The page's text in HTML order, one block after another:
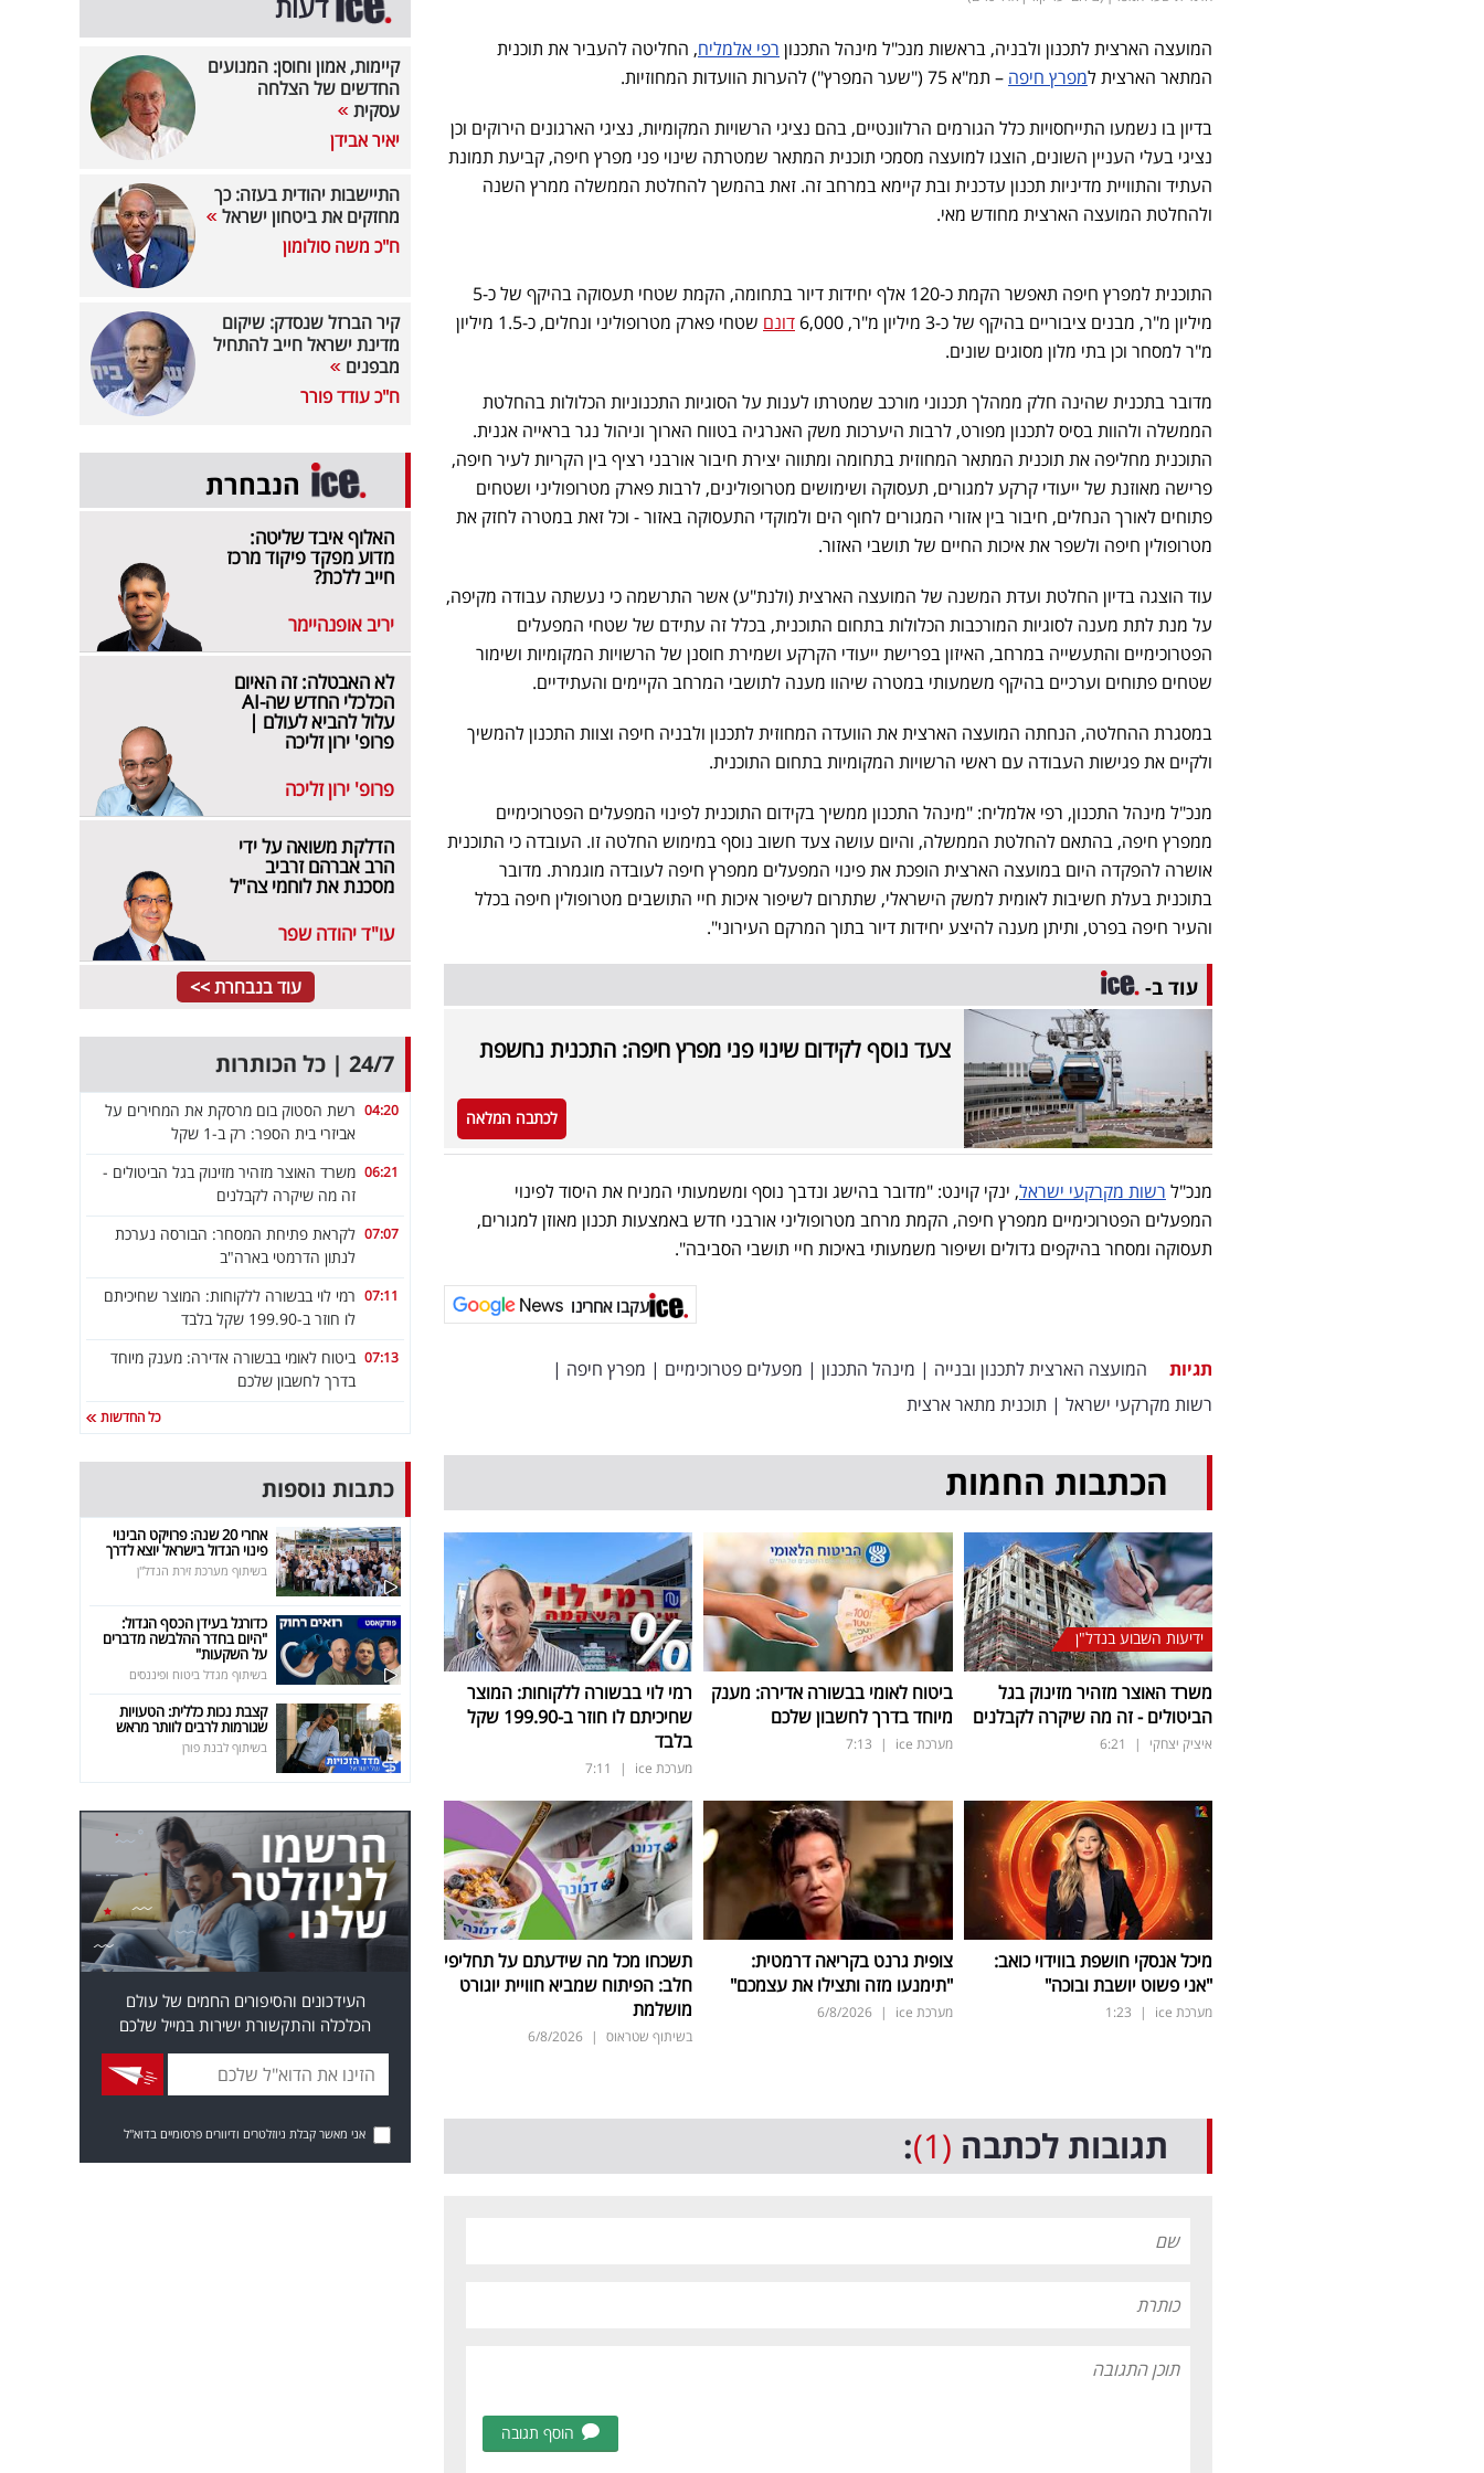
המועצה הארצית לתכנון ולבניה, בראשות מנכ"ל מינהל התכנון רפי אלמליח, החליטה להעביר את תוכנית
המתאר הארצית למפרץ חיפה – תמ"א 75 ("שער המפרץ") להערות הוועדות המחוזיות.
בדיון בו נשמעו התייחסויות כלל הגורמים הרלוונטיים, בהם נציגי הרשויות המקומיות, נציגי הארגונים הירוקים וכן
נציגי בעלי העניין השונים, הוצגו למועצה מסמכי תוכנית המתאר שמטרתה שינוי פני מפרץ חיפה, קביעת תמונת
העתיד והתוויית מדיניות תכנון עדכנית ובת קיימא במרחב זה. זאת בהמשך להחלטת הממשלה ממרץ השנה
ולהחלטת המועצה הארצית מחודש מאי.
התוכנית למפרץ חיפה תאפשר הקמת כ-120 אלף יחידות דיור בתחומה, הקמת שטחי תעסוקה בהיקף של כ-5
מיליון מ"ר, מבנים ציבוריים בהיקף של כ-3 מיליון מ"ר, 6,000
דונם
שטחי פארק מטרופוליני ונחלים, כ-1.5 מיליון
מ"ר למסחר וכן בתי מלון מסוגים שונים.
מדובר בתכנית שהינה חלק ממהלך תכנוני מורכב שמטרתו לענות על הסוגיות התכנוניות הכלולות בהחלטת
הממשלה ולהוות בסיס לתכנון מפורט, לרבות היערכות משק האנרגיה בטווח הארוך וניהול נגר בראייה אגנית.
התוכנית מחליפה את תוכנית המתאר המחוזית בתחומה ומתווה יצירת חיבור אורבני רציף בין הקריות לעיר חיפה,
פרישה מאוזנת של ייעודי קרקע למגורים, תעסוקה ושימושים מטרופולינים, לרבות פארק מטרופוליני ושטחים
פתוחים לאורך הנחלים, חיבור בין אזורי המגורים לחוף הים ולמוקדי התעסוקה באזור - וכל זאת במטרה לחזק את
מטרופולין חיפה ולשפר את איכות החיים של תושבי האזור.
עוד הוצגה בדיון החלטת ועדת המשנה של המועצה הארצית (ולנת"ע) אשר התרשמה כי נעשתה עבודה מקיפה,
על מנת לתת מענה לסוגיות המורכבות הכלולות בתחום התוכנית, בכלל זה עתידם של שטחי המפעלים
הפטרוכימיים והתעשייה במרחב, האיזון בפרישת ייעודי הקרקע ושמירת חוסנן של הרשויות המקומיות ושימור
שטחים פתוחים וערכיים בהיקף משמעותי במטרה שיהוו מענה לתושבי המרחב הקיימים והעתידיים.
במסגרת ההחלטה, הנחתה המועצה הארצית את הוועדה המחוזית לתכנון ולבניה חיפה וצוות התכנון להמשיך
ולקיים את פגישות העבודה עם ראשי הרשויות המקומיות בתחום התוכנית.
מנכ"ל מינהל התכנון, רפי אלמליח: "מינהל התכנון ממשיך בקידום התוכנית לפינוי המפעלים הפטרוכימיים
ממפרץ חיפה, בהתאם להחלטת הממשלה, והיום עושה צעד חשוב נוסף במימוש החלטה זו. העובדה כי התוכנית
אושרה להפקדה היום במועצה הארצית הופכת את פינוי המפעלים ממפרץ חיפה לעובדה מוגמרת. מדובר
בתוכנית בעלת חשיבות לאומית למשק הישראלי, שתתרום לשיפור איכות חיי התושבים מטרופולין חיפה בכלל
והעיר חיפה בפרט, ותיתן מענה להיצע יחידות דיור בתוך המרקם העירוני".
עוד ב-
צעד נוסף לקידום שינוי פני מפרץ חיפה: התכנית נחשפת
לכתבה המלאה
מנכ"ל רשות מקרקעי ישראל, ינקי קוינט: "מדובר בהישג ונדבך נוסף ומשמעותי המניח את היסוד לפינוי
המפעלים הפטרוכימיים ממפרץ חיפה, הקמת מרחב מטרופוליני אורבני חדש באמצעות תכנון מאוזן למגורים,
תעסוקה ומסחר בהיקפים גדולים ושיפור משמעותי באיכות חיי תושבי הסביבה".
עקבו אחרינו
תגיות המועצה הארצית לתכנון ובנייה | מינהל התכנון | מפעלים פטרוכימיים | מפרץ חיפה |
רשות מקרקעי ישראל | תוכנית מתאר ארצית
הכתבות החמות
ידיעות השבוע בנדל"ן
משרד האוצר מזהיר מזינוק בגל
הביטולים - זה מה שיקרה לקבלנים
איציק יצחקי |
6:21
ביטוח לאומי בבשורה אדירה: מענק
מיוחד בדרך לחשבון שלכם
מערכת ice |
7:13
רמי לוי בבשורה ללקוחות: המוצר
שחיכיתם לו חוזר ב-199.90 שקל
בלבד
מערכת ice |
7:11
מיכל אנסקי חושפת בווידוי כואב:
"אני פשוט יושבת ובוכה"
מערכת ice |
1:23
צופית גרנט בקריאה דרמטית:
"תימנעו מזה ותצילו את עצמכם"
מערכת ice |
6/8/2026
תשכחו מכל מה שידעתם על תחליפי
חלב: הפיתוח שמביא חוויית יוגורט
מושלמת
בשיתוף שטראוס |
6/8/2026
תגובות לכתבה (1)
:
הוסף תגובה
קיימות, אמון וחוסן: המנועים
החדשים של הצלחה
עסקית
יאיר אבידן
התיישבות יהודית בעזה: כך
מחזקים את ביטחון ישראל
ח"כ משה סולומון
קיר הברזל שנסדק: שיקום
מדינת ישראל חייב להתחיל
מבפנים
ח"כ עודד פורר
הנבחרת
האלוף איבד שליטה:
מדוע מפקד פיקוד מרכז
חייב ללכת?
יריב אופנהיימר
לא האבטלה: זה האיום
הכלכלי החדש שה-AI
עלול להביא לעולם |
פרופ' ירון זליכה
פרופ' ירון זליכה
הדלקת משואה על ידי
הרב אברהם זרביב
מסכנת את לוחמי צה"ל
עו"ד יהודה שפר
עוד בנבחרת >>
24/7 | כל הכותרות
04:20 רשת הסטוק בום מרסקת את המחירים על
אביזרי בית הספר: רק ב-1 שקל
06:21 משרד האוצר מזהיר מזינוק בגל הביטולים -
זה מה שיקרה לקבלנים
07:07 לקראת פתיחת המסחר: הבורסה נערכת
לנתון הדרמטי בארה"ב
07:11 רמי לוי בבשורה ללקוחות: המוצר שחיכיתם
לו חוזר ב-199.90 שקל בלבד
07:13 ביטוח לאומי בבשורה אדירה: מענק מיוחד
בדרך לחשבון שלכם
כל החדשות
כתבות נוספות
אחרי 20 שנה: פרויקט הבינוי
פינוי הגדול בישראל יוצא לדרך
בשיתוף מערכת זירת הנדל"ן
כדורגל בעידן הכסף הגדול:
"היום בחדר ההלבשה מדברים
על השקעות"
בשיתוף מגדל ביטוח ופיננסים
קצבת נכות כללית: הטעויות
שגורמות לרבים לוותר מראש
בשיתוף לבנת פורן
העידכונים והסיפורים החמים של עולם
הכלכלה והתקשורת ישירות במייל שלכם
אני מאשר קבלת ניוזלטרים ודיוורים פרסומיים בדוא"ל